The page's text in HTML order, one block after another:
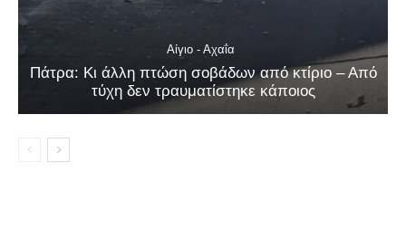
Αίγιο - Αχαΐα
Πάτρα: Κι άλλη πτώση σοβάδων από κτίριο – Από
τύχη δεν τραυματίστηκε κάποιος